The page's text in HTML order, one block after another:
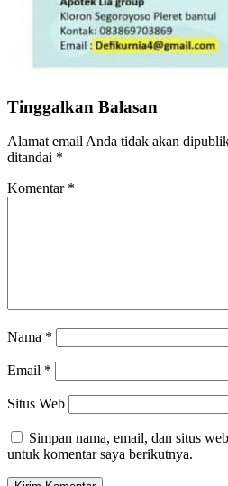
Tinggalkan Balasan
Alamat email Anda tidak akan
ditandai *
Komentar *
Nama *
Email *
Situs Web
Simpan nama, email, dan situs
untuk komentar saya berikutnya.